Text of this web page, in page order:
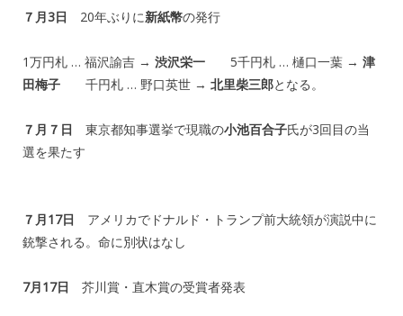
７月3日 20年ぶりに新紙幣の発行
1万円札 … 福沢諭吉 → 渋沢栄一 5千円札 … 樋口一葉 → 津
田梅子 千円札 … 野口英世 → 北里柴三郎となる。
７月７日 東京都知事選挙で現職の小池百合子氏が3回目の当
選を果たす
７月17日
アメリカでドナルド・トランプ前大統領が演説中に
銃撃される。命に別状はなし
7月17日 芥川賞・直木賞の受賞者発表